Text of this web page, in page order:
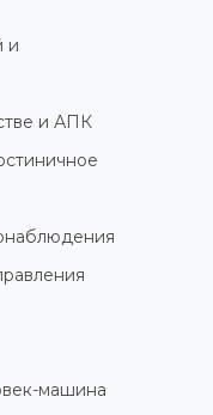
и
и АПК
машина